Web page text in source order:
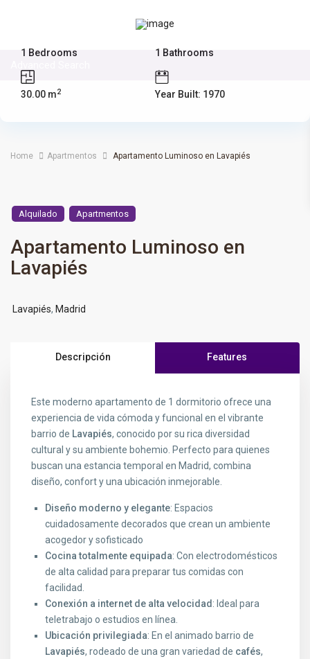
1 Bedrooms 1 Bathrooms
30.00 m2 Year Built: 1970
Home Apartmentos Apartamento Luminoso en Lavapiés
Alquilado Apartmentos
Apartamento Luminoso en
Lavapiés
Lavapiés, Madrid
Descripción Features
Este moderno apartamento de 1 dormitorio ofrece una
experiencia de vida cómoda y funcional en el vibrante
barrio de Lavapiés, conocido por su rica diversidad
cultural y su ambiente bohemio. Perfecto para quienes
buscan una estancia temporal en Madrid, combina
diseño, confort y una ubicación inmejorable.
Diseño moderno y elegante: Espacios
cuidadosamente decorados que crean un ambiente
acogedor y sofisticado
Cocina totalmente equipada: Con electrodomésticos
de alta calidad para preparar tus comidas con
facilidad.
Conexión a internet de alta velocidad : Ideal para
teletrabajo o estudios en línea.
Ubicación privilegiada: En el animado barrio de
Lavapiés, rodeado de una gran variedad de cafés,